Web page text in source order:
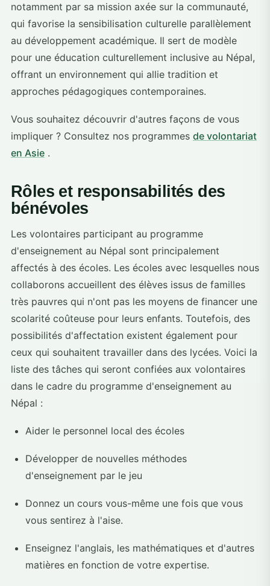
notamment par sa mission axée sur la communauté,
qui favorise la sensibilisation culturelle parallèlement
au développement académique. Il sert de modèle
pour une éducation culturellement inclusive au Népal,
offrant un environnement qui allie tradition et
approches pédagogiques contemporaines.
Vous souhaitez découvrir d'autres façons de vous
impliquer ? Consultez nos programmes de volontariat
en Asie .
Rôles et responsabilités des
bénévoles
Les volontaires participant au programme
d'enseignement au Népal sont principalement
affectés à des écoles. Les écoles avec lesquelles nous
collaborons accueillent des élèves issus de familles
très pauvres qui n'ont pas les moyens de financer une
scolarité coûteuse pour leurs enfants. Toutefois, des
possibilités d'affectation existent également pour
ceux qui souhaitent travailler dans des lycées. Voici la
liste des tâches qui seront confiées aux volontaires
dans le cadre du programme d'enseignement au
Népal :
Aider le personnel local des écoles
Développer de nouvelles méthodes
d'enseignement par le jeu
Donnez un cours vous-même une fois que vous
vous sentirez à l'aise.
Enseignez l'anglais, les mathématiques et d'autres
matières en fonction de votre expertise.